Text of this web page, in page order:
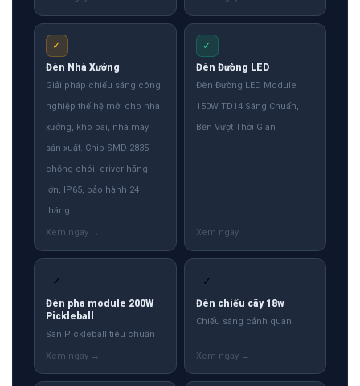
✓
Đèn Nhà Xưởng
Giải pháp chiếu sáng công
nghiệp thế hệ mới cho nhà
xưởng, kho bãi, nhà máy
sản xuất. Chip SMD 2835
chống chói, driver hãng
lớn, IP65, bảo hành 24
tháng.
✓
Đèn Đường LED
Đèn Đường LED Module
150W TD14 Sáng Chuẩn,
Bền Vượt Thời Gian
✓
Đèn pha module 200W
Pickleball
Sân Pickleball tiêu chuẩn
✓
Đèn chiếu cây 18w
Chiếu sáng cảnh quan